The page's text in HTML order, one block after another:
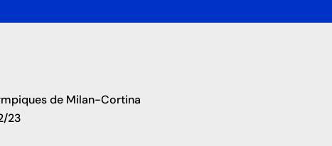
de Milan-Cortina
23